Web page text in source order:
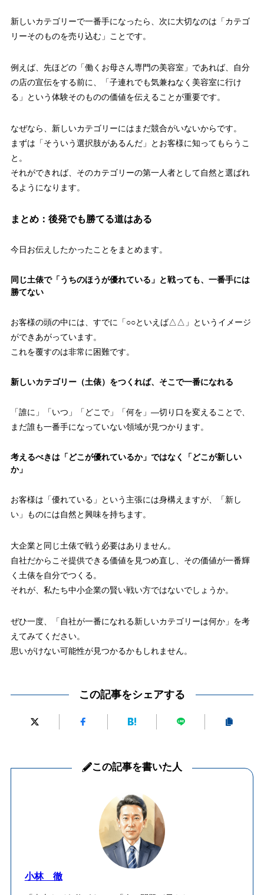
新しいカテゴリーで一番手になったら、次に大切なのは「カテゴ
リーそのものを売り込む」ことです。
例えば、先ほどの「働くお母さん専門の美容室」であれば、自分
の店の宣伝をする前に、「子連れでも気兼ねなく美容室に行け
る」という体験そのものの価値を伝えることが重要です。
なぜなら、新しいカテゴリーにはまだ競合がいないからです。
まずは「そういう選択肢があるんだ」とお客様に知ってもらうこ
と。
それができれば、そのカテゴリーの第一人者として自然と選ばれ
るようになります。
まとめ：後発でも勝てる道はある
今日お伝えしたかったことをまとめます。
同じ土俵で「うちのほうが優れている」と戦っても、一番手には
勝てない
お客様の頭の中には、すでに「○○といえば△△」というイメージ
ができあがっています。
これを覆すのは非常に困難です。
新しいカテゴリー（土俵）をつくれば、そこで一番になれる
「誰に」「いつ」「どこで」「何を」—切り口を変えることで、
まだ誰も一番手になっていない領域が見つかります。
考えるべきは「どこが優れているか」ではなく「どこが新しい
か」
お客様は「優れている」という主張には身構えますが、「新し
い」ものには自然と興味を持ちます。
大企業と同じ土俵で戦う必要はありません。
自社だからこそ提供できる価値を見つめ直し、その価値が一番輝
く土俵を自分でつくる。
それが、私たち中小企業の賢い戦い方ではないでしょうか。
ぜひ一度、「自社が一番になれる新しいカテゴリーは何か」を考
えてみてください。
思いがけない可能性が見つかるかもしれません。
この記事をシェアする
この記事を書いた人
小林 徹